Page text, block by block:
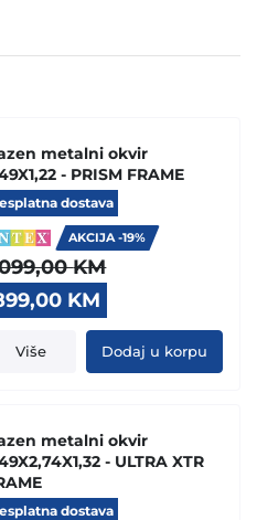
metalni okvir
- PRISM FRAME
dostava
AKCIJA -19%
KM
KM.
KM
price
is:
899,00 KM.
Više Dodaj u korpu
metalni okvir
- ULTRA XTR
dostava